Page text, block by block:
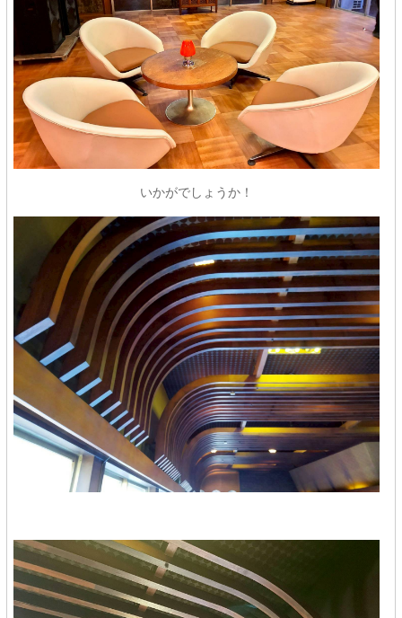
いかがでしょうか！